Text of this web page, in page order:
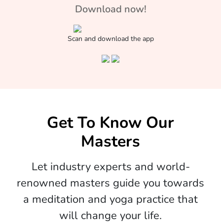
Download now!
Scan and download the app
Get To Know Our
Masters
Let industry experts and world-
renowned masters guide you towards
a meditation and yoga practice that
will change your life.